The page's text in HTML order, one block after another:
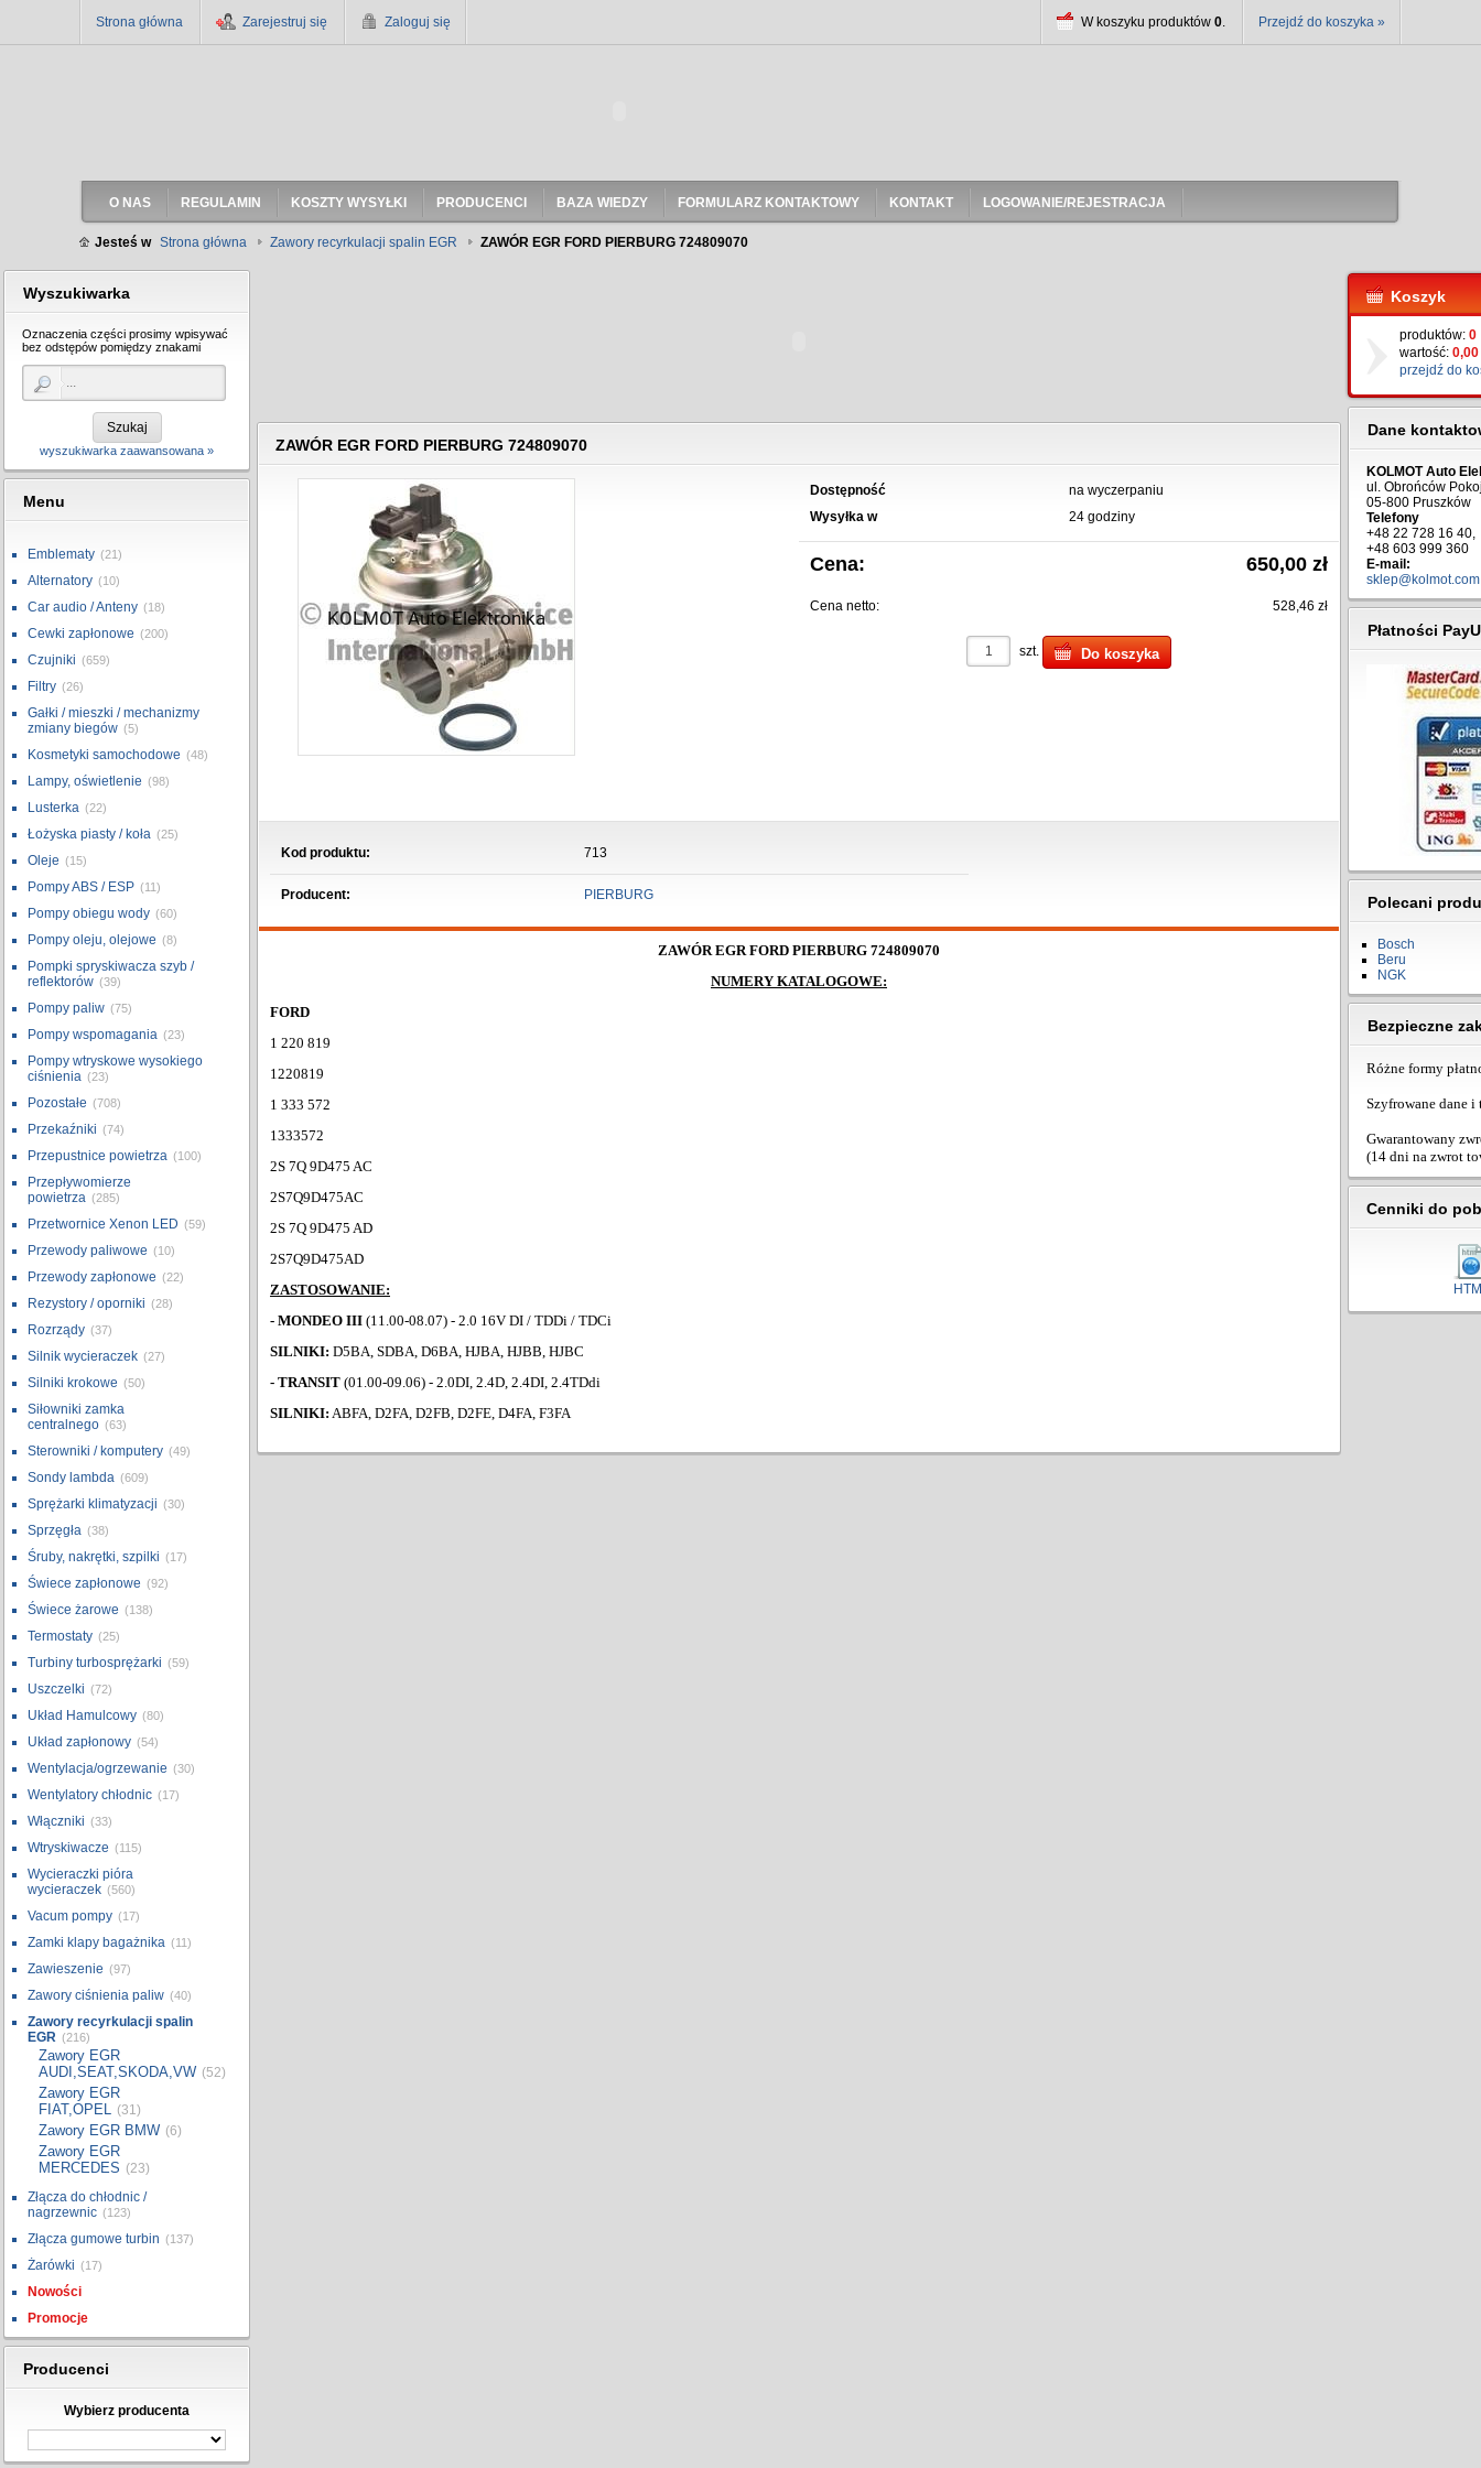
Strona główna Zarejestruj się Zaloguj się W koszyku produktów 0. Przejdź do koszyka »
O NAS REGULAMIN KOSZTY WYSYŁKI PRODUCENCI BAZA WIEDZY FORMULARZ KONTAKTOWY KONTAKT LOGOWANIE/REJESTRACJA
Jesteś w Strona główna Zawory recyrkulacji spalin EGR ZAWÓR EGR FORD PIERBURG 724809070
Wyszukiwarka
Oznaczenia części prosimy wpisywać
bez odstępów pomiędzy znakami
Szukaj
wyszukiwarka zaawansowana »
Menu
Emblematy (21)
Alternatory (10)
Car audio / Anteny (18)
Cewki zapłonowe (200)
Czujniki (659)
Filtry (26)
Gałki / mieszki / mechanizmy
zmiany biegów (5)
Kosmetyki samochodowe (48)
Lampy, oświetlenie (98)
Lusterka (22)
Łożyska piasty / koła (25)
Oleje (15)
Pompy ABS / ESP (11)
Pompy obiegu wody (60)
Pompy oleju, olejowe (8)
Pompki spryskiwacza szyb /
reflektorów (39)
Pompy paliw (75)
Pompy wspomagania (23)
Pompy wtryskowe wysokiego
ciśnienia (23)
Pozostałe (708)
Przekaźniki (74)
Przepustnice powietrza (100)
Przepływomierze
powietrza (285)
Przetwornice Xenon LED (59)
Przewody paliwowe (10)
Przewody zapłonowe (22)
Rezystory / oporniki (28)
Rozrządy (37)
Silnik wycieraczek (27)
Silniki krokowe (50)
Siłowniki zamka
centralnego (63)
Sterowniki / komputery (49)
Sondy lambda (609)
Sprężarki klimatyzacji (30)
Sprzęgła (38)
Śruby, nakrętki, szpilki (17)
Świece zapłonowe (92)
Świece żarowe (138)
Termostaty (25)
Turbiny turbosprężarki (59)
Uszczelki (72)
Układ Hamulcowy (80)
Układ zapłonowy (54)
Wentylacja/ogrzewanie (30)
Wentylatory chłodnic (17)
Włączniki (33)
Wtryskiwacze (115)
Wycieraczki pióra
wycieraczek (560)
Vacum pompy (17)
Zamki klapy bagażnika (11)
Zawieszenie (97)
Zawory ciśnienia paliw (40)
Zawory recyrkulacji spalin
EGR (216)
Zawory EGR
AUDI,SEAT,SKODA,VW (52)
Zawory EGR
FIAT,OPEL (31)
Zawory EGR BMW (6)
Zawory EGR
MERCEDES (23)
Złącza do chłodnic /
nagrzewnic (123)
Złącza gumowe turbin (137)
Żarówki (17)
Nowości
Promocje
Producenci
Wybierz producenta
ZAWÓR EGR FORD PIERBURG 724809070
Dostępność
na wyczerpaniu
Wysyłka w
24 godziny
Cena: 650,00 zł
Cena netto: 528,46 zł
szt. Do koszyka
Kod produktu: 713
Producent: PIERBURG
ZAWÓR EGR FORD PIERBURG 724809070
NUMERY KATALOGOWE:
FORD
1 220 819
1220819
1 333 572
1333572
2S 7Q 9D475 AC
2S7Q9D475AC
2S 7Q 9D475 AD
2S7Q9D475AD
ZASTOSOWANIE:
- MONDEO III (11.00-08.07) - 2.0 16V DI / TDDi / TDCi
SILNIKI: D5BA, SDBA, D6BA, HJBA, HJBB, HJBC
- TRANSIT (01.00-09.06) - 2.0DI, 2.4D, 2.4DI, 2.4TDdi
SILNIKI: ABFA, D2FA, D2FB, D2FE, D4FA, F3FA
Koszyk
produktów: 0
wartość: 0,00
przejdź do
Dane
KOLMOT Auto
ul. Obrońców
05-800 Pruszków
Telefony
+48 22 728 16 40,
+48 603 999 360
E-mail:
Płatności PayU
Polecani
Bosch
Beru
NGK
Bezpieczne
Różne formy
Szyfrowane dane i
Gwarantowany
(14 dni na zwrot
Cenniki do